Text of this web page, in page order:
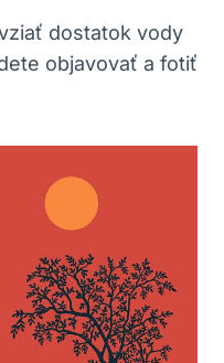
dostatok vody
objavovať a fotiť